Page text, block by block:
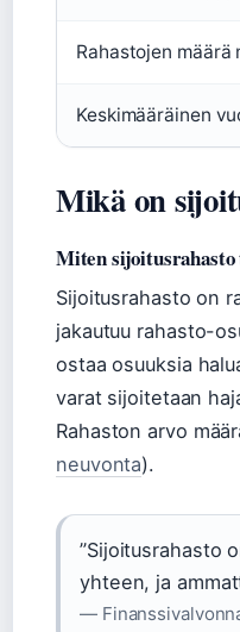
Rahastojen määrä
Keskimääräinen
Mikä on
Miten
Sijoitusrahasto on
jakautuu rahasto-
ostaa osuuksia
varat sijoitetaan
Rahaston arvo
neuvonta).
”Sijoitusrahasto
yhteen, ja
—